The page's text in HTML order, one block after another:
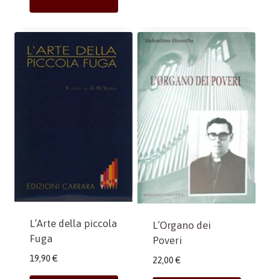
L’Arte della piccola
Fuga
19,90 €
L’Organo dei
Poveri
22,00 €